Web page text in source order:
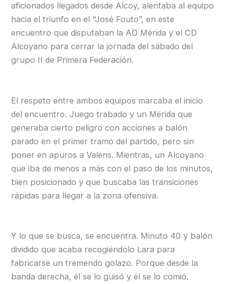
aficionados llegados desde Alcoy, alentaba al equipo
hacia el triunfo en el “José Fouto”, en este
encuentro que disputaban la AD Mérida y el CD
Alcoyano para cerrar la jornada del sábado del
grupo II de Primera Federación.
El respeto entre ambos equipos marcaba el inicio
del encuentro. Juego trabado y un Mérida que
generaba cierto peligro con acciones a balón
parado en el primer tramo del partido, pero sin
poner en apuros a Valens. Mientras, un Alcoyano
que iba de menos a más con el paso de los minutos,
bien posicionado y que buscaba las transiciones
rápidas para llegar a la zona ofensiva.
Y lo que se busca, se encuentra. Minuto 40 y balón
dividido que acaba recogiéndolo Lara para
fabricarse un tremendo golazo. Porque desde la
banda derecha, él se lo guisó y él se lo comió.